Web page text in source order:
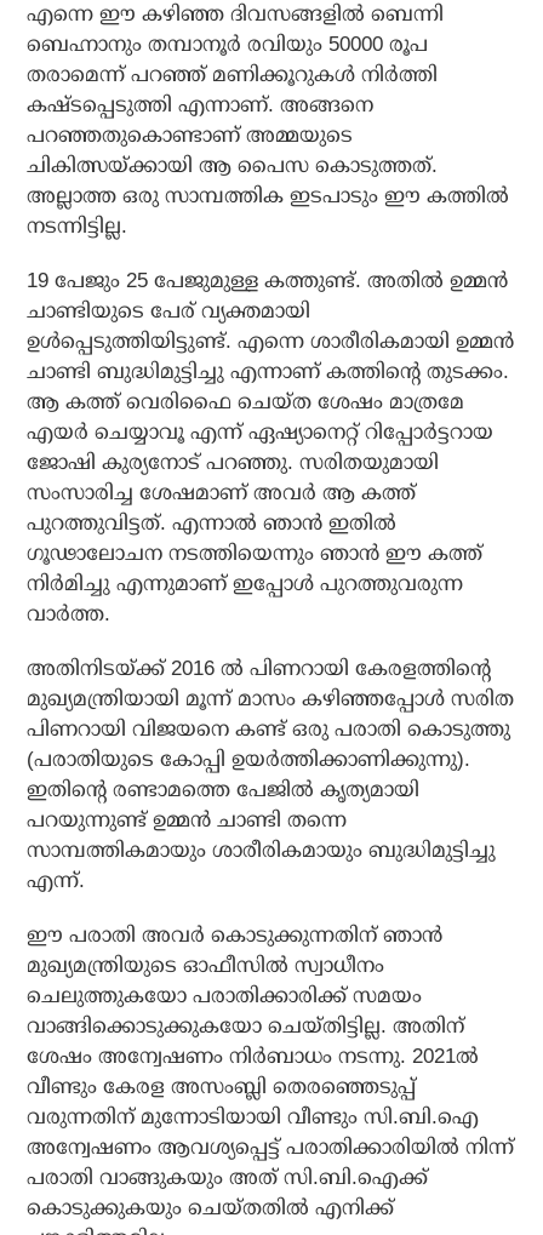
എന്നെ ഈ കഴിഞ്ഞ ദിവസങ്ങളില്‍ ബെന്നി
ബെഹ്നാനും തമ്പാനൂര്‍ രവിയും 50000 രൂപ
തരാമെന്ന് പറഞ്ഞ് മണിക്കൂറുകള്‍ നിര്‍ത്തി
കഷ്ടപ്പെടുത്തി എന്നാണ്. അങ്ങനെ
പറഞ്ഞതുകൊണ്ടാണ് അമ്മയുടെ
ചികിത്സയ്ക്കായി ആ പൈസ കൊടുത്തത്.
അല്ലാത്ത ഒരു സാമ്പത്തിക ഇടപാടും ഈ കത്തില്‍
നടന്നിട്ടില്ല.
19 പേജും 25 പേജുമുള്ള കത്തുണ്ട്. അതില്‍ ഉമ്മന്‍
ചാണ്ടിയുടെ പേര് വ്യക്തമായി
ഉള്‍പ്പെടുത്തിയിട്ടുണ്ട്. എന്നെ ശാരീരികമായി ഉമ്മന്‍
ചാണ്ടി ബുദ്ധിമുട്ടിച്ചു എന്നാണ് കത്തിന്റെ തുടക്കം.
ആ കത്ത് വെരിഫൈ ചെയ്ത ശേഷം മാത്രമേ
എയര്‍ ചെയ്യാവൂ എന്ന് ഏഷ്യാനെറ്റ് റിപ്പോര്‍ട്ടറായ
ജോഷി കുര്യനോട് പറഞ്ഞു. സരിതയുമായി
സംസാരിച്ച ശേഷമാണ് അവര്‍ ആ കത്ത്
പുറത്തുവിട്ടത്. എന്നാല്‍ ഞാന്‍ ഇതില്‍
ഗൂഢാലോചന നടത്തിയെന്നും ഞാന്‍ ഈ കത്ത്
നിര്‍മിച്ചു എന്നുമാണ് ഇപ്പോള്‍ പുറത്തുവരുന്ന
വാര്‍ത്ത.
അതിനിടയ്ക്ക് 2016 ല്‍ പിണറായി കേരളത്തിന്റെ
മുഖ്യമന്ത്രിയായി മൂന്ന് മാസം കഴിഞ്ഞപ്പോള്‍ സരിത
പിണറായി വിജയനെ കണ്ട് ഒരു പരാതി കൊടുത്തു
(പരാതിയുടെ കോപ്പി ഉയര്‍ത്തിക്കാണിക്കുന്നു).
ഇതിന്റെ രണ്ടാമത്തെ പേജില്‍ കൃത്യമായി
പറയുന്നുണ്ട് ഉമ്മന്‍ ചാണ്ടി തന്നെ
സാമ്പത്തികമായും ശാരീരികമായും ബുദ്ധിമുട്ടിച്ചു
എന്ന്.
ഈ പരാതി അവര്‍ കൊടുക്കുന്നതിന് ഞാന്‍
മുഖ്യമന്ത്രിയുടെ ഓഫീസില്‍ സ്വാധീനം
ചെലുത്തുകയോ പരാതിക്കാരിക്ക് സമയം
വാങ്ങിക്കൊടുക്കുകയോ ചെയ്തിട്ടില്ല. അതിന്
ശേഷം അന്വേഷണം നിര്‍ബാധം നടന്നു. 2021ല്‍
വീണ്ടും കേരള അസംബ്ലി തെരഞ്ഞെടുപ്പ്
വരുന്നതിന് മുന്നോടിയായി വീണ്ടും സി.ബി.ഐ
അന്വേഷണം ആവശ്യപ്പെട്ട് പരാതിക്കാരിയില്‍ നിന്ന്
പരാതി വാങ്ങുകയും അത് സി.ബി.ഐക്ക്
കൊടുക്കുകയും ചെയ്തതില്‍ എനിക്ക്